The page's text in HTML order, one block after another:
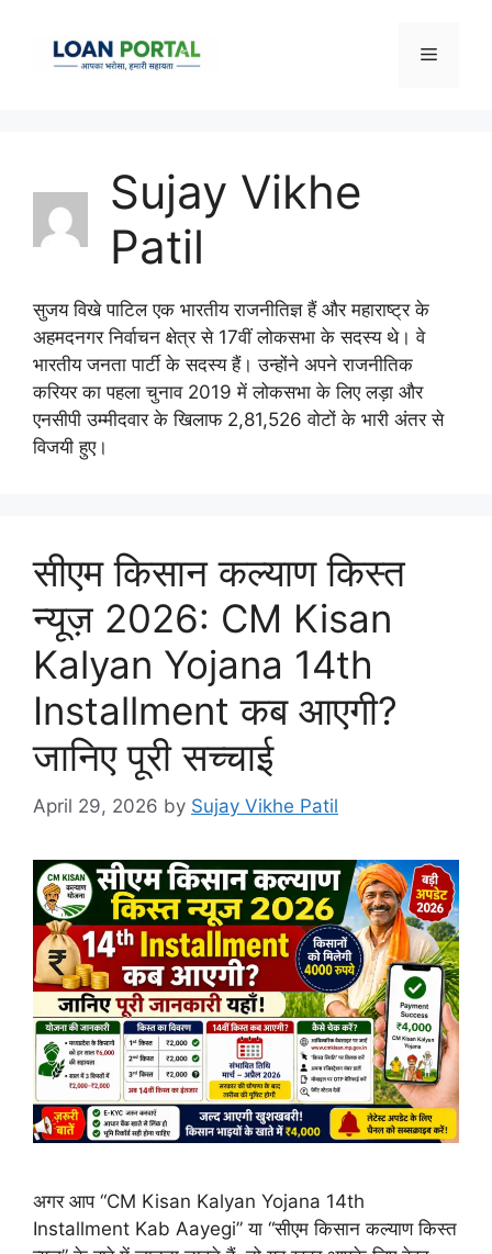
content
Menu
Sujay Vikhe
Patil
सुजय विखे पाटिल एक भारतीय राजनीतिज्ञ हैं और महाराष्ट्र के
अहमदनगर निर्वाचन क्षेत्र से 17वीं लोकसभा के सदस्य थे। वे
भारतीय जनता पार्टी के सदस्य हैं। उन्होंने अपने राजनीतिक
करियर का पहला चुनाव 2019 में लोकसभा के लिए लड़ा और
एनसीपी उम्मीदवार के खिलाफ 2,81,526 वोटों के भारी अंतर से
विजयी हुए।
सीएम किसान कल्याण किस्त
न्यूज़ 2026: CM Kisan
Kalyan Yojana 14th
Installment कब आएगी?
जानिए पूरी सच्चाई
April 29, 2026 by Sujay Vikhe Patil
अगर आप “CM Kisan Kalyan Yojana 14th
Installment Kab Aayegi” या “सीएम किसान कल्याण किस्त